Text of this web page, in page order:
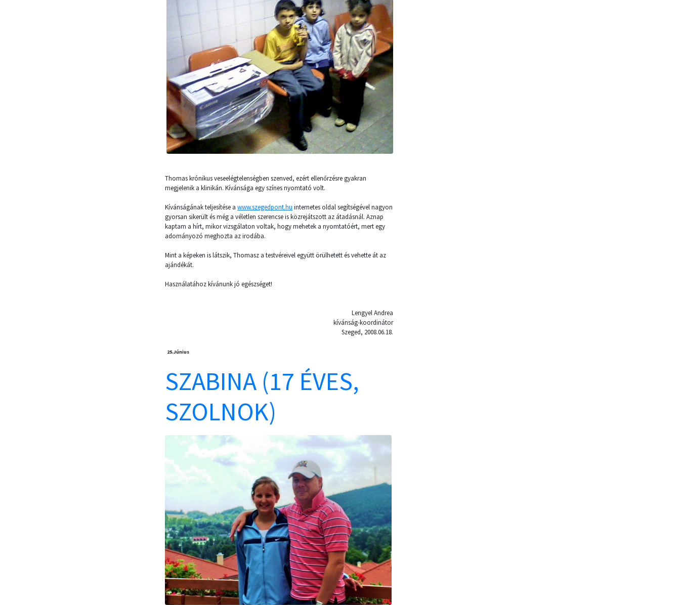
Thomas krónikus veseelégtelenségben szenved, ezért ellenőrzésre gyakran
megjelenik a klinikán. Kívánsága egy színes nyomtató volt.
Kívánságának teljesítése a www.szegedpont.hu internetes oldal segítségével nagyon
gyorsan sikerült és még a véletlen szerencse is közrejátszott az átadásnál. Aznap
kaptam a hírt, mikor vizsgálaton voltak, hogy mehetek a nyomtatóért, mert egy
adományozó meghozta az irodába.
Mint a képeken is látszik, Thomasz a testvéreivel együtt örülhetett és vehette át az
ajándékát.
Használatához kívánunk jó egészséget!
Lengyel Andrea
kívánság-koordinátor
Szeged, 2008.06.18.
25.Június
SZABINA (17 ÉVES,
SZOLNOK)